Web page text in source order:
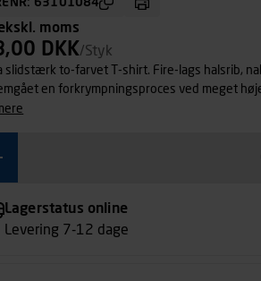
63101084
moms
DKK/Styk
slidstærk to-farvet T-shirt. Fire-lags halsrib,
en forkrympningsproces ved meget
stabilitet og lang levetid.
Lagerstatus online
Levering 7-12 dage